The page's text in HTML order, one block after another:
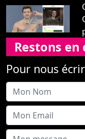
Restons
Pour nous